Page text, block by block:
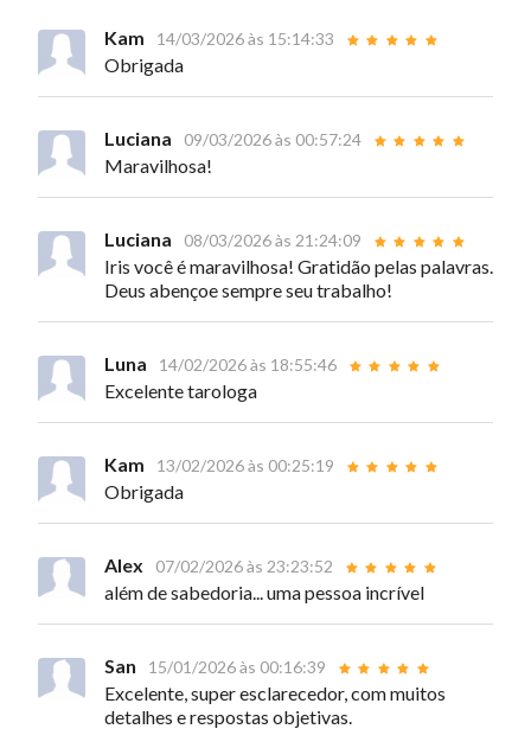
Kam 14/03/2026 às 15:14:33
Obrigada
Luciana 09/03/2026 às 00:57:24
Maravilhosa!
Luciana 08/03/2026 às 21:24:09
Iris você é maravilhosa! Gratidão pelas palavras.
Deus abençoe sempre seu trabalho!
Luna 14/02/2026 às 18:55:46
Excelente tarologa
Kam 13/02/2026 às 00:25:19
Obrigada
Alex 07/02/2026 às 23:23:52
além de sabedoria... uma pessoa incrível
San 15/01/2026 às 00:16:39
Excelente, super esclarecedor, com muitos
detalhes e respostas objetivas.